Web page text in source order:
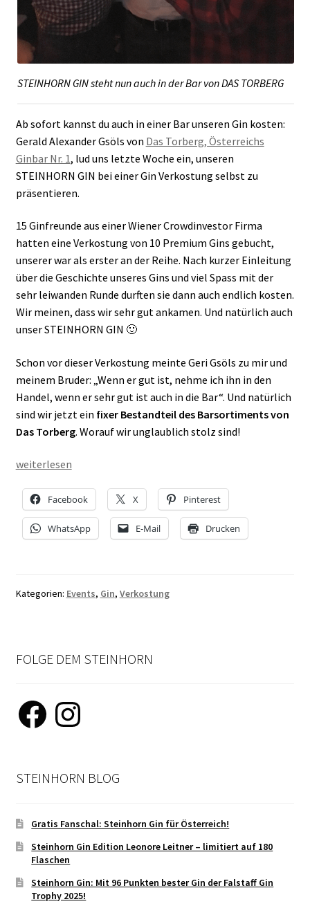
STEINHORN GIN steht nun auch in der Bar von DAS TORBERG
Ab sofort kannst du auch in einer Bar unseren Gin kosten:
Gerald Alexander Gsöls von Das Torberg, Österreichs
Ginbar Nr. 1, lud uns letzte Woche ein, unseren
STEINHORN GIN bei einer Gin Verkostung selbst zu
präsentieren.
15 Ginfreunde aus einer Wiener Crowdinvestor Firma
hatten eine Verkostung von 10 Premium Gins gebucht,
unserer war als erster an der Reihe. Nach kurzer Einleitung
über die Geschichte unseres Gins und viel Spass mit der
sehr leiwanden Runde durften sie dann auch endlich kosten.
Wir meinen, dass wir sehr gut ankamen. Und natürlich auch
unser STEINHORN GIN 🙂
Schon vor dieser Verkostung meinte Geri Gsöls zu mir und
meinem Bruder: „Wenn er gut ist, nehme ich ihn in den
Handel, wenn er sehr gut ist auch in die Bar“. Und natürlich
sind wir jetzt ein fixer Bestandteil des Barsortiments von
Das Torberg. Worauf wir unglaublich stolz sind!
STEINHORN
Das
Torberg
weiterlesen
Facebook X Pinterest
WhatsApp E-Mail Drucken
Kategorien: Events, Gin, Verkostung
FOLGE DEM STEINHORN
Facebook Instagram
STEINHORN BLOG
Gratis Fanschal: Steinhorn Gin für Österreich!
Steinhorn Gin Edition Leonore Leitner – limitiert auf 180
Flaschen
Steinhorn Gin: Mit 96 Punkten bester Gin der Falstaff Gin
Trophy 2025!